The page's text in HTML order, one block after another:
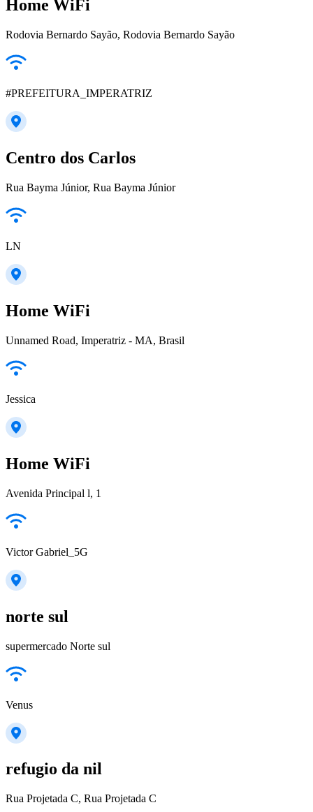
Home WiFi
Rodovia Bernardo Sayão, Rodovia Bernardo Sayão
#PREFEITURA_IMPERATRIZ
Centro dos Carlos
Rua Bayma Júnior, Rua Bayma Júnior
LN
Home WiFi
Unnamed Road, Imperatriz - MA, Brasil
Jessica
Home WiFi
Avenida Principal l, 1
Victor Gabriel_5G
norte sul
supermercado Norte sul
Venus
refugio da nil
Rua Projetada C, Rua Projetada C